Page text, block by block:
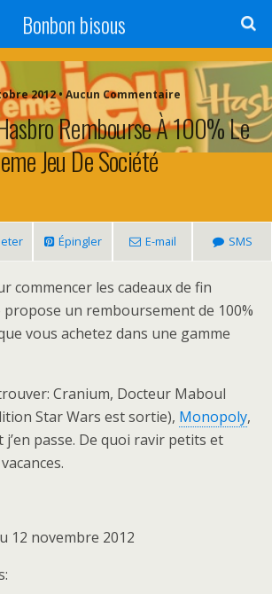
Bonbon bisous
2012 • Aucun Commentaire
Rembourse À 100% Le
Jeu De Société
Épingler E-mail SMS
commencer les cadeaux de fin
propose un remboursement de 100%
vous achetez dans une gamme
Cranium, Docteur Maboul
Star Wars est sortie), Monopoly,
j’en passe. De quoi ravir petits et
12 novembre 2012